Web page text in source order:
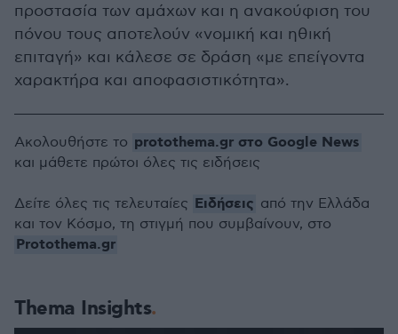
προστασία των αμάχων και η ανακούφιση του
πόνου τους αποτελούν «νομική και ηθική
επιταγή» και κάλεσε σε δράση «με επείγοντα
χαρακτήρα και αποφασιστικότητα».
Thema Insights
Ακολουθήστε το protothema.gr στο Google News
και μάθετε πρώτοι όλες τις ειδήσεις
Δείτε όλες τις τελευταίες Ειδήσεις από την Ελλάδα
και τον Κόσμο, τη στιγμή που συμβαίνουν, στο
Protothema.gr